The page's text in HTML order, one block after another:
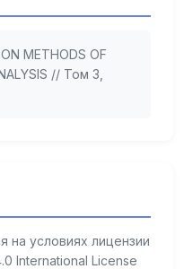
METHODS OF
// Том 3,
на условиях лицензии
International License